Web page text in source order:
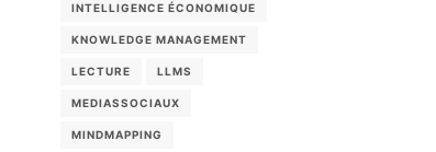
INTELLIGENCE ÉCONOMIQUE
KNOWLEDGE MANAGEMENT
LECTURE LLMS
MEDIASSOCIAUX
MINDMAPPING